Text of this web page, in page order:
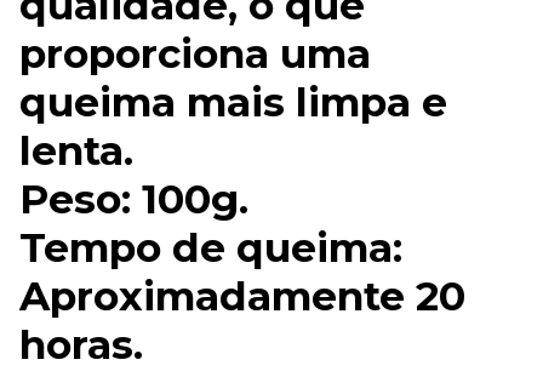
proporciona uma
queima mais limpa e
lenta.
Peso: 100g.
Tempo de queima:
Aproximadamente 20
horas.